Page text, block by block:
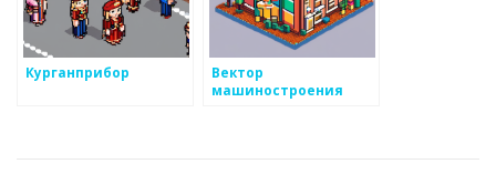
Курганприбор
Вектор
машиностроения